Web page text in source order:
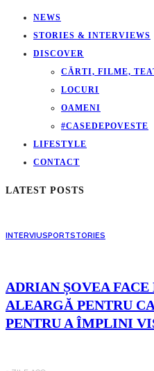
NEWS
STORIES & INTERVIEWS
DISCOVER
CĂRTI, FILME,
LOCURI
OAMENI
#CASEDEPOVESTE
LIFESTYLE
CONTACT
LATEST POSTS
INTERVIUSPORTSTORIES
ADRIAN ȘOVEA FACE
ALEARGĂ PENTRU
PENTRU A ÎMPLINI